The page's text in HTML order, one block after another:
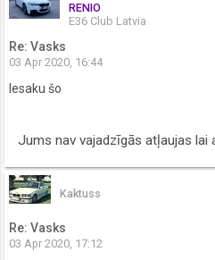
RENIO
E36 Club Latvia
Re: Vasks
03 Apr 2020, 16:44
Iesaku šo
Jums nav vajadzīgās atļaujas lai
Kaktuss
Re: Vasks
03 Apr 2020, 17:12